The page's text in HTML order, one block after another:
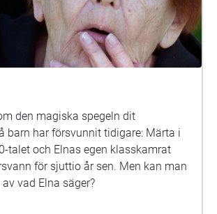
den magiska spegeln dit
barn har försvunnit tidigare: Märta i
talet och Elnas egen klasskamrat
för sjuttio år sen. Men kan man
vad Elna säger?